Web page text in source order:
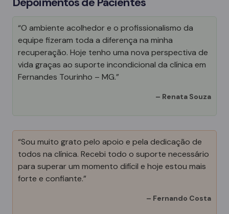
“O ambiente acolhedor e o profissionalismo da
equipe fizeram toda a diferença na minha
recuperação. Hoje tenho uma nova perspectiva de
vida graças ao suporte incondicional da clínica em
Fernandes Tourinho – MG.”
– Renata Souza
“Sou muito grato pelo apoio e pela dedicação de
todos na clínica. Recebi todo o suporte necessário
para superar um momento difícil e hoje estou mais
forte e confiante.”
– Fernando Costa